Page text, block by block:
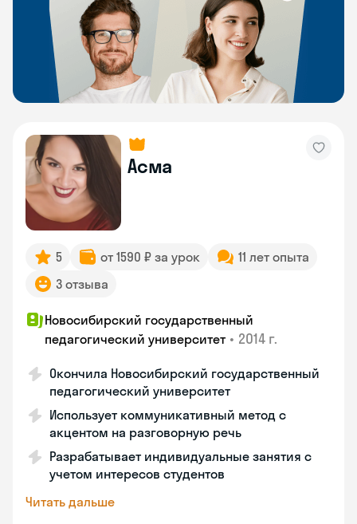
Асма
5 от 1590 ₽ за урок
11 лет опыта
3 отзыва
Новосибирский государственный
педагогический университет • 2014 г.
Окончила Новосибирский государственный
педагогический университет
Использует коммуникативный метод с
акцентом на разговорную речь
Разрабатывает индивидуальные занятия с
учетом интересов студентов
Читать дальше